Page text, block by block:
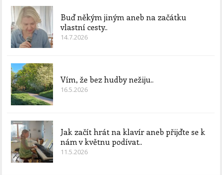
Buď někým jiným aneb na začátku
vlastní cesty..
14.7.2026
Vím, že bez hudby nežiju..
16.5.2026
Jak začít hrát na klavír aneb přijďte se k
nám v květnu podívat..
11.5.2026